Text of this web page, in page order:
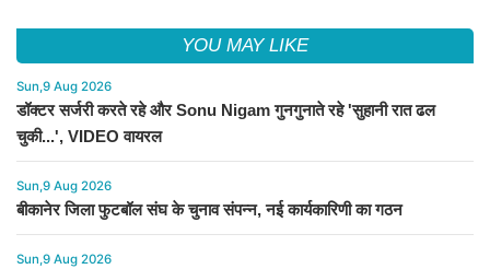
YOU MAY LIKE
Sun,9 Aug 2026
डॉक्टर सर्जरी करते रहे और Sonu Nigam गुनगुनाते रहे 'सुहानी रात ढल
चुकी...', VIDEO वायरल
Sun,9 Aug 2026
बीकानेर जिला फुटबॉल संघ के चुनाव संपन्न, नई कार्यकारिणी का गठन
Sun,9 Aug 2026